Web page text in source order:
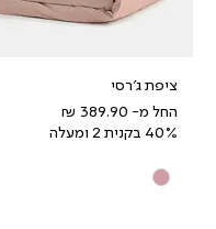
ציפת ג'רסי
החל מ-
מחיר מבצע
40% בקנית 2 ומעלה